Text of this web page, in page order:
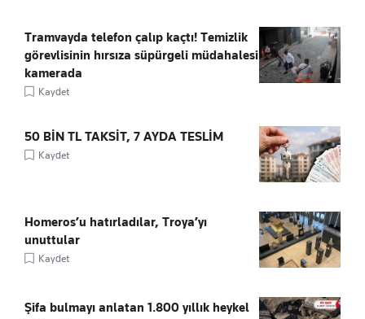
Tramvayda telefon çalıp kaçtı! Temizlik
görevlisinin hırsıza süpürgeli müdahalesi
kamerada
Kaydet
50 BİN TL TAKSİT, 7 AYDA TESLİM
Kaydet
Homeros’u hatırladılar, Troya’yı
unuttular
Kaydet
Şifa bulmayı anlatan 1.800 yıllık heykel